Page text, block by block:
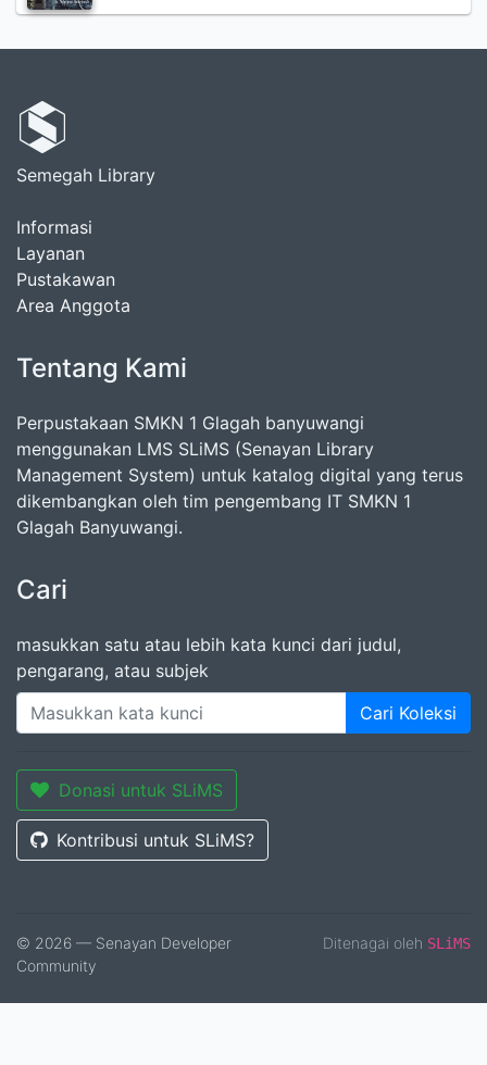
Semegah Library
Informasi
Layanan
Pustakawan
Area Anggota
Tentang Kami
Perpustakaan SMKN 1 Glagah banyuwangi
menggunakan LMS SLiMS (Senayan Library
Management System) untuk katalog digital yang terus
dikembangkan oleh tim pengembang IT SMKN 1
Glagah Banyuwangi.
Cari
masukkan satu atau lebih kata kunci dari judul,
pengarang, atau subjek
Cari Koleksi
Donasi untuk SLiMS
Kontribusi untuk SLiMS?
© 2026 — Senayan Developer
Community
Ditenagai oleh SLiMS